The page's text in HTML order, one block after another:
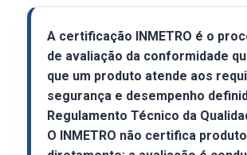
A certificação INMETRO é o
de avaliação da conformidade
que um produto atende aos
segurança e desempenho
Regulamento Técnico da
O INMETRO não certifica